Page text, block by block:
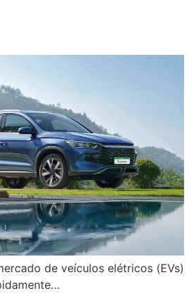
de veículos elétricos (EVs)